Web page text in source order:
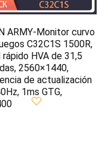
ARMY-Monitor curvo
C32C1S 1500R,
rápido HVA de 31,5
2560×1440,
de actualización
1ms GTG,